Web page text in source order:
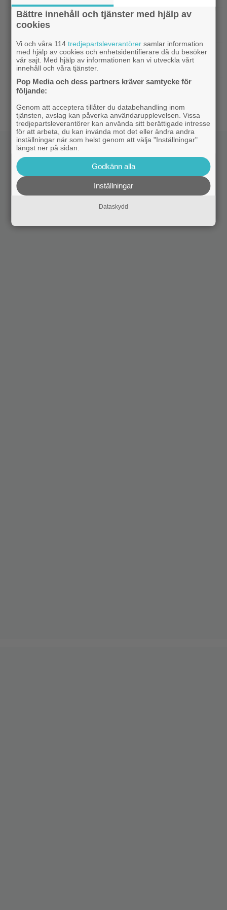
Trivia|Thrillern med Katherine Heigl sålde bara
6 biobiljetter – historiens lägsta intäkter
Dokumentär|Från skaparen av ”Tiger King”:
HBO-dokumentär om reptilsmuggling hyllas
TV-spel|
Bättre innehåll och tjänster med hjälp av
cookies
Vi och våra 114tredjepartsleverantörer samlar information
med hjälp av cookies och enhetsidentifierare då du besöker
vår sajt. Med hjälp av informationen kan vi utveckla vårt
innehåll och våra tjänster.
Pop Media och dess partners kräver samtycke för
följande:
Genom att acceptera tillåter du databehandling inom
tjänsten, avslag kan påverka användarupplevelsen. Vissa
tredjepartsleverantörer kan använda sitt berättigade intresse
för att arbeta, du kan invända mot det eller ändra andra
inställningar när som helst genom att välja "Inställningar"
längst ner på sidan.
Godkänn alla
Inställningar
Dataskydd